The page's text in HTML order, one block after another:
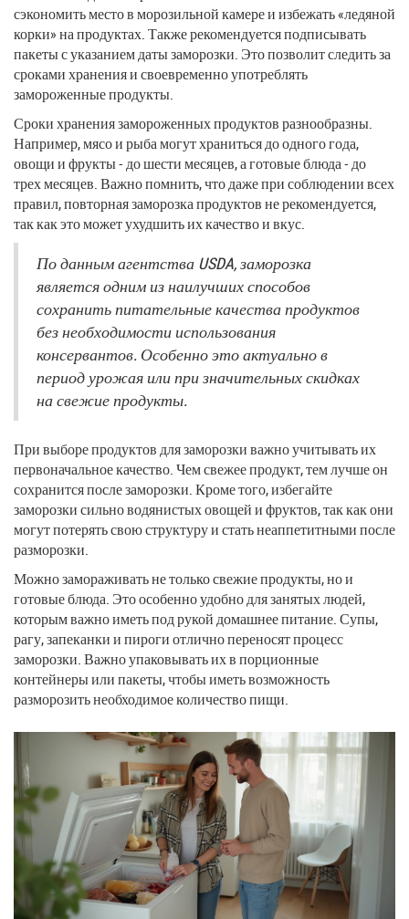
сэкономить место в морозильной камере и избежать «ледяной
корки» на продуктах. Также рекомендуется подписывать
пакеты с указанием даты заморозки. Это позволит следить за
сроками хранения и своевременно употреблять
замороженные продукты.
Сроки хранения замороженных продуктов разнообразны.
Например, мясо и рыба могут храниться до одного года,
овощи и фрукты - до шести месяцев, а готовые блюда - до
трех месяцев. Важно помнить, что даже при соблюдении всех
правил, повторная заморозка продуктов не рекомендуется,
так как это может ухудшить их качество и вкус.
По данным агентства USDA, заморозка
является одним из наилучших способов
сохранить питательные качества продуктов
без необходимости использования
консервантов. Особенно это актуально в
период урожая или при значительных скидках
на свежие продукты.
При выборе продуктов для заморозки важно учитывать их
первоначальное качество. Чем свежее продукт, тем лучше он
сохранится после заморозки. Кроме того, избегайте
заморозки сильно водянистых овощей и фруктов, так как они
могут потерять свою структуру и стать неаппетитными после
разморозки.
Можно замораживать не только свежие продукты, но и
готовые блюда. Это особенно удобно для занятых людей,
которым важно иметь под рукой домашнее питание. Супы,
рагу, запеканки и пироги отлично переносят процесс
заморозки. Важно упаковывать их в порционные
контейнеры или пакеты, чтобы иметь возможность
разморозить необходимое количество пищи.